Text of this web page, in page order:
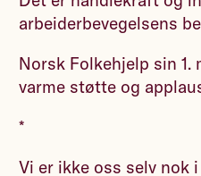
arbeiderbevegelsens
Norsk Folkehjelp sin
varme støtte og
*
Vi er ikke oss selv nok